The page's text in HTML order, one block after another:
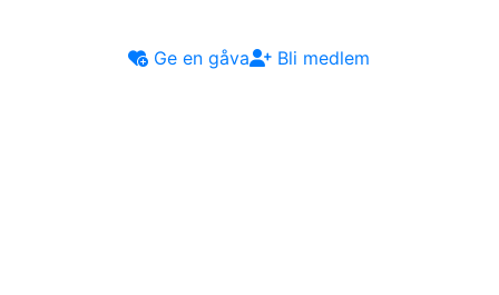
Ge en gåva Bli medlem